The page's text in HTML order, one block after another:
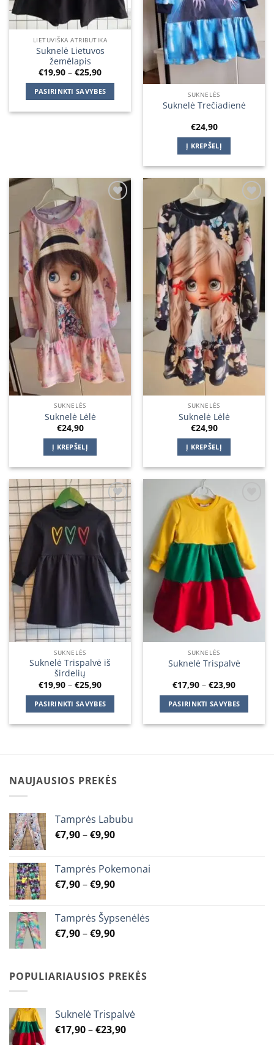
page
product
page
LIETUVIŠKA ATRIBUTIKA
Suknelė Lietuvos
žemėlapis
€19,90 – €25,90Price
€19,90
through
€25,90
PASIRINKTI SAVYBES
may
be
chosen
on
the
product
page
SUKNELĖS
Suknelė Trečiadienė
€24,90
Į KREPŠELĮ
Add to
wishlist
SUKNELĖS
Suknelė Lėlė
€24,90
Į KREPŠELĮ
Add to
wishlist
SUKNELĖS
Suknelė Lėlė
€24,90
Į KREPŠELĮ
Add to
wishlist
SUKNELĖS
Suknelė Trispalvė iš
širdelių
€19,90 – €25,90Price
€19,90
through
€25,90
PASIRINKTI SAVYBES
The
be
chosen
product
page
Add to
wishlist
SUKNELĖS
Suknelė Trispalvė
€17,90 – €23,90Price
€17,90
through
€23,90
PASIRINKTI SAVYBES
NAUJAUSIOS PREKĖS
Tamprės Labubu
€7,90–€9,90Price
through
€9,90
Tamprės Pokemonai
€7,90–€9,90Price
through
€9,90
Tamprės Šypsenėlės
€7,90–€9,90Price
through
€9,90
POPULIARIAUSIOS PREKĖS
Suknelė Trispalvė
€17,90–€23,90Price